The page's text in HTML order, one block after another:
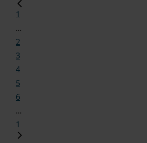
1
...
2
3
4
5
6
...
1